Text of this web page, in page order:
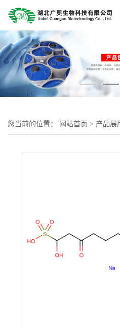
您当前的位置： 网站首页 > 产品展